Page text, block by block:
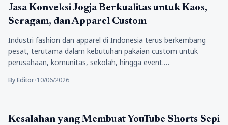
Bisnis
Jasa Konveksi Jogja Berkualitas untuk Kaos,
Seragam, dan Apparel Custom
Industri fashion dan apparel di Indonesia terus berkembang
pesat, terutama dalam kebutuhan pakaian custom untuk
perusahaan, komunitas, sekolah, hingga event.…
By Editor•10/06/2026
Bisnis
Kesalahan yang Membuat YouTube Shorts Sepi